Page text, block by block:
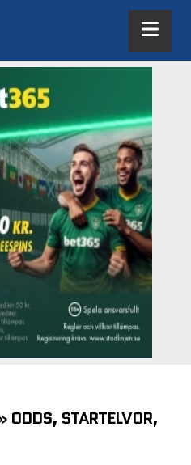
ODDS, STARTELVOR,